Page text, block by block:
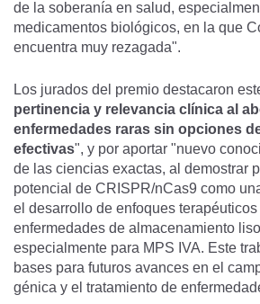
de la soberanía en salud,
medicamentos biológicos, en la que
encuentra muy rezagada".
Los jurados del premio destacaron
pertinencia y relevancia clínica al
enfermedades raras sin opciones
efectivas", y por aportar "nuevo
de las ciencias exactas, al demostrar
potencial de CRISPR/nCas9 como
el desarrollo de enfoques
enfermedades de almacenamiento
especialmente para MPS IVA. Este
bases para futuros avances en el
génica y el tratamiento de